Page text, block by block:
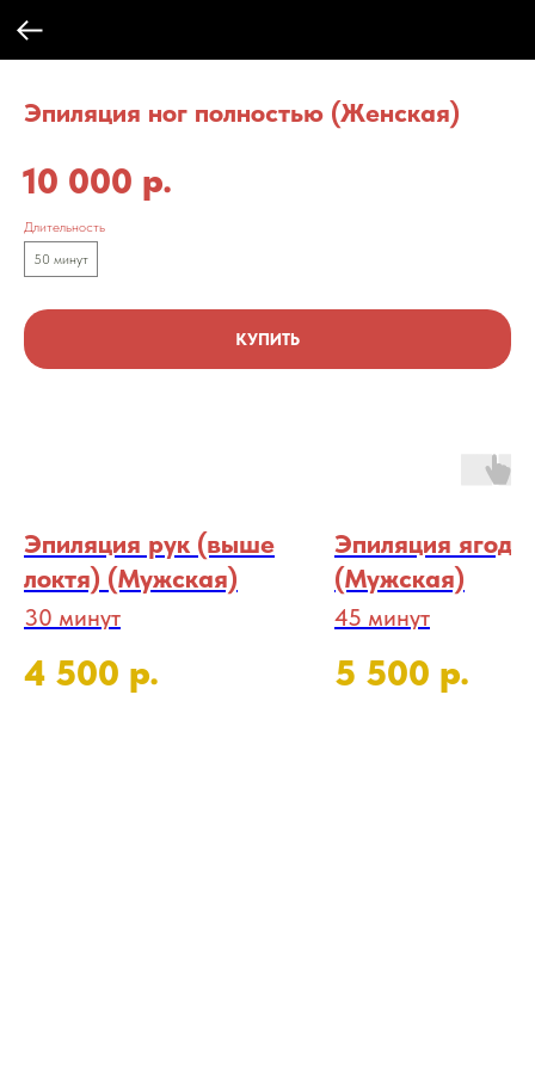
Эпиляция ног полностью (Женская)
10 000 р.
Длительность
50 минут
КУПИТЬ
Эпиляция рук (выше
локтя) (Мужская)
30 минут
4 500 р.
Эпиляция
(Мужская)
45 минут
5 500 р.